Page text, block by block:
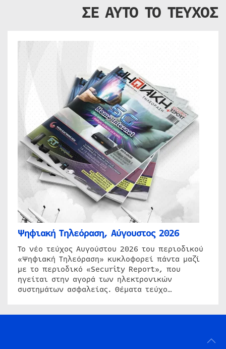
ΣΕ ΑΥΤΟ ΤΟ ΤΕΥΧΟΣ
Ψηφιακή Τηλεόραση, Αύγουστος 2026
Το νέο τεύχος Αυγούστου 2026 του περιοδικού
«Ψηφιακή Τηλεόραση» κυκλοφορεί πάντα μαζί
με το περιοδικό «Security Report», που
ηγείται στην αγορά των ηλεκτρονικών
συστημάτων ασφαλείας. Θέματα τεύχο…